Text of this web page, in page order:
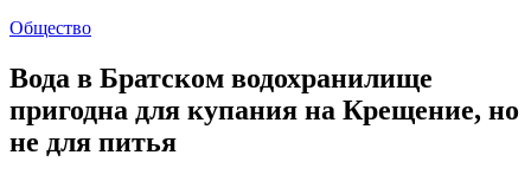
Общество
Вода в Братском водохранилище
пригодна для купания на Крещение, но
не для питья